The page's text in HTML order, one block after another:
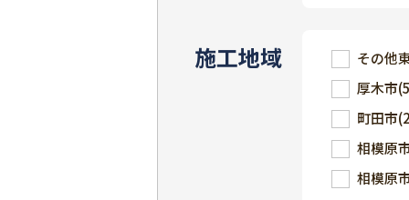
施工地域
その他
厚木市
町田市
相模原
相模原